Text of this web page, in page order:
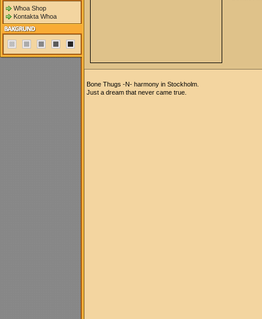
Whoa Shop
Kontakta Whoa
Bone Thugs -N- harmony in Stockholm.
Just a dream that never came true.